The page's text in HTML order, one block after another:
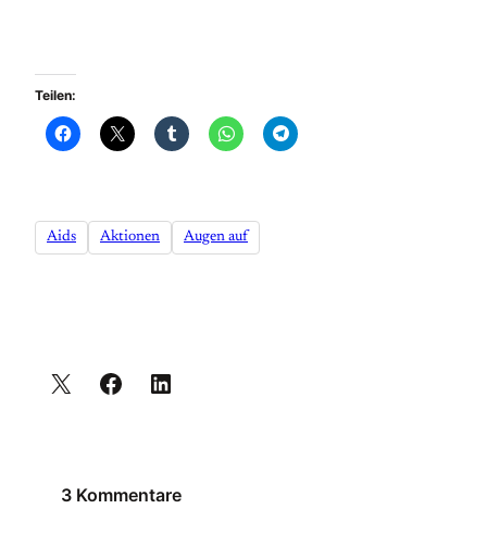
Teilen:
Aids Aktionen Augen auf
3 Kommentare